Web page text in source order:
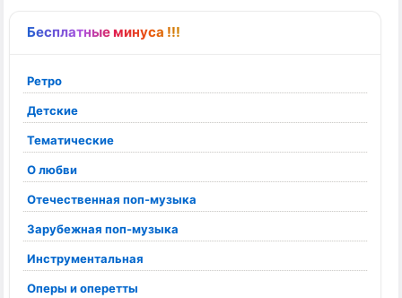
Бесплатные минуса !!!
Ретро
Детские
Тематические
О любви
Отечественная поп-музыка
Зарубежная поп-музыка
Инструментальная
Оперы и оперетты